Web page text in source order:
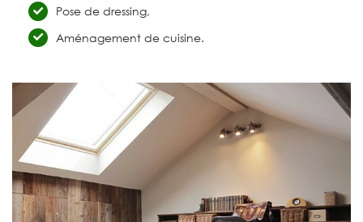
Pose de dressing,
Aménagement de cuisine.